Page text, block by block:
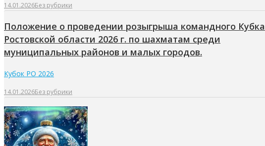
14.01.2026Без рубрики
Положение о проведении розыгрыша командного Кубка
Ростовской области 2026 г. по шахматам среди
муниципальных районов и малых городов.
Кубок РО 2026
14.01.2026Без рубрики